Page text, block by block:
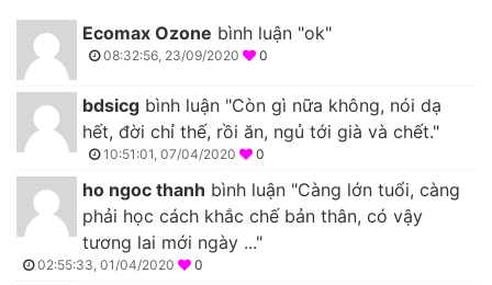
Ecomax Ozone bình luận "ok"
08:32:56, 23/09/2020 0
bdsicg bình luận "Còn gì nữa không, nói dạ
hết, đời chỉ thế, rồi ăn, ngủ tới già và chết."
10:51:01, 07/04/2020 0
ho ngoc thanh bình luận "Càng lớn tuổi, càng
phải học cách khắc chế bản thân, có vậy
tương lai mới ngày ..."
02:55:33, 01/04/2020 0